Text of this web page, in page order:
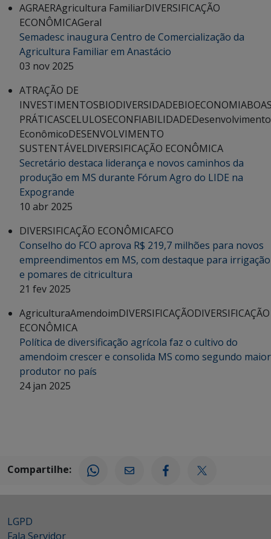
AGRAERAgricultura FamiliarDIVERSIFICAÇÃO
ECONÔMICAGeral
Semadesc inaugura Centro de Comercialização da
Agricultura Familiar em Anastácio
03 nov 2025
ATRAÇÃO DE
INVESTIMENTOSBIODIVERSIDADEBIOECONOMIA
PRÁTICASCELULOSECONFIABILIDADEDesenvolvimento
EconômicoDESENVOLVIMENTO
SUSTENTÁVELDIVERSIFICAÇÃO ECONÔMICA
Secretário destaca liderança e novos caminhos da
produção em MS durante Fórum Agro do LIDE na
Expogrande
10 abr 2025
DIVERSIFICAÇÃO ECONÔMICAFCO
Conselho do FCO aprova R$ 219,7 milhões para novos
empreendimentos em MS, com destaque para irrigação
e pomares de citricultura
21 fev 2025
AgriculturaAmendoimDIVERSIFICAÇÃODIVERSIFICAÇÃO
ECONÔMICA
Política de diversificação agrícola faz o cultivo do
amendoim crescer e consolida MS como segundo maior
produtor no país
24 jan 2025
Compartilhe:
LGPD
Fala Servidor